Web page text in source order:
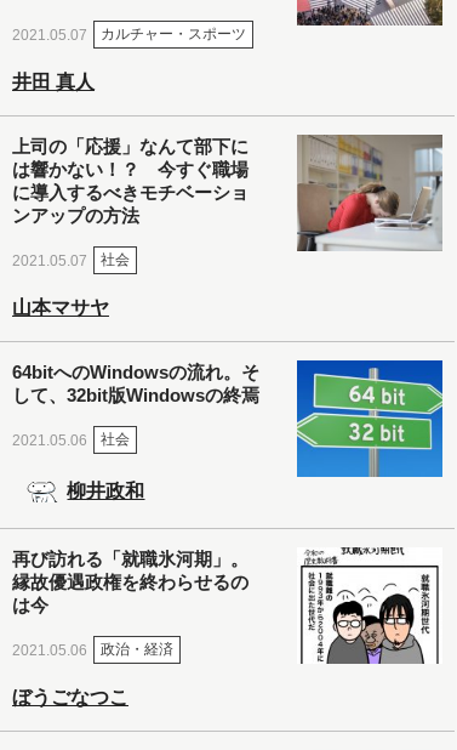
2021.05.07 カルチャー・スポーツ
井田 真人
上司の「応援」なんて部下に
は響かない！？ 今すぐ職場
に導入するべきモチベーショ
ンアップの方法
2021.05.07 社会
山本マサヤ
64bitへのWindowsの流れ。そ
して、32bit版Windowsの終焉
2021.05.06 社会
柳井政和
再び訪れる「就職氷河期」。
縁故優遇政権を終わらせるの
は今
2021.05.06 政治・経済
ぼうごなつこ